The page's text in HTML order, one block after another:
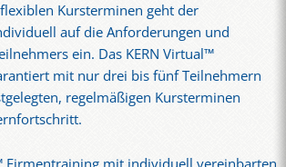
Kursterminen geht der
auf die Anforderungen und
ein. Das KERN Virtual™
mit nur drei bis fünf Teilnehmern
regelmäßigen Kursterminen